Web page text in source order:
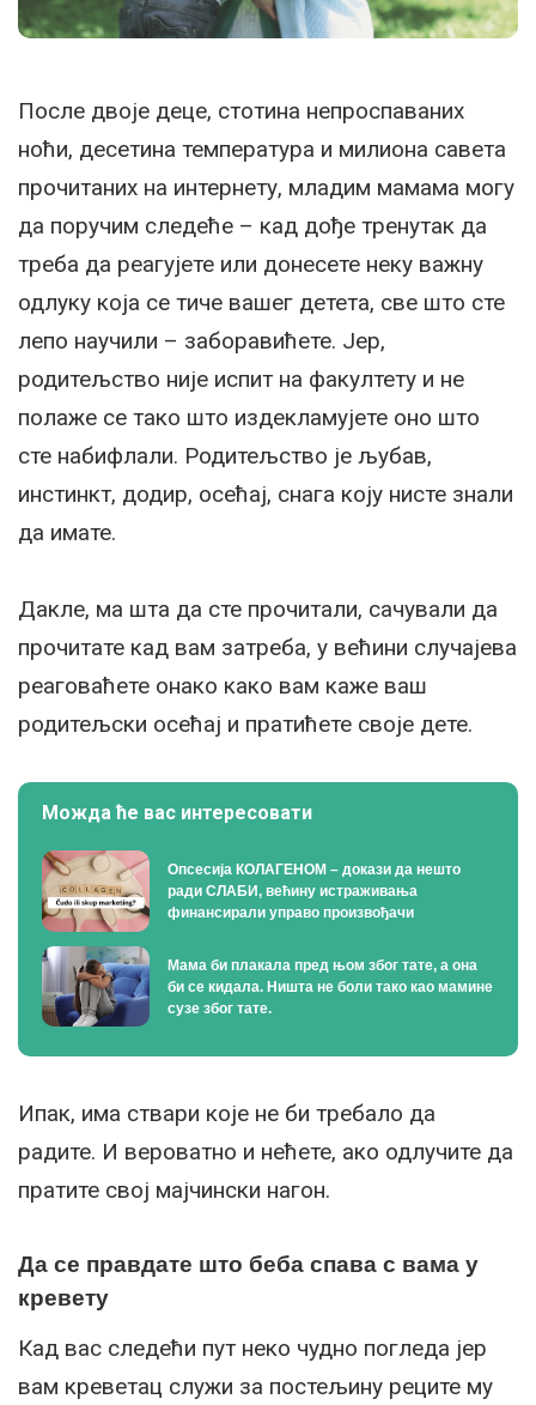
После двоје деце, стотина непроспаваних
ноћи, десетина температура и милиона савета
прочитаних на интернету, младим мамама могу
да поручим следеће – кад дође тренутак да
треба да реагујете или донесете неку важну
одлуку која се тиче вашег детета, све што сте
лепо научили – заборавићете. Јер,
родитељство није испит на факултету и не
полаже се тако што издекламујете оно што
сте набифлали. Родитељство је љубав,
инстинкт, додир, осећај, снага коју нисте знали
да имате.
Дакле, ма шта да сте прочитали, сачували да
прочитате кад вам затреба, у већини случајева
реаговаћете онако како вам каже ваш
родитељски осећај и пратићете своје дете.
Можда ће вас интересовати
Опсесија КОЛАГЕНОМ – докази да нешто
ради СЛАБИ, већину истраживања
финансирали управо произвођачи
Мама би плакала пред њом због тате, а она
би се кидала. Ништа не боли тако као мамине
сузе због тате.
Ипак, има ствари које не би требало да
радите. И вероватно и нећете, ако одлучите да
пратите свој мајчински нагон.
Да се правдате што беба спава с вама у
кревету
Кад вас следећи пут неко чудно погледа јер
вам креветац служи за постељину реците му